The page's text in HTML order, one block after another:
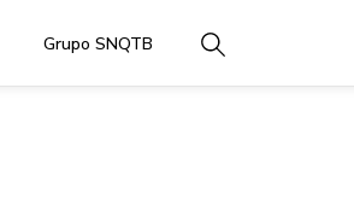
Grupo SNQTB